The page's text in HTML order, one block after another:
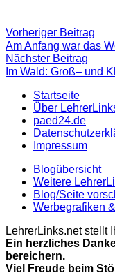
Vorheriger Beitrag
Am Anfang war das
Nächster Beitrag
Im Wald: Groß– und
Startseite
Über
paed24.de
Impressum
Blogübersicht
Weitere
Blog/Seite
Werbegrafiken
LehrerLinks.net stellt
Ein herzliches
bereichern.
Viel Freude beim